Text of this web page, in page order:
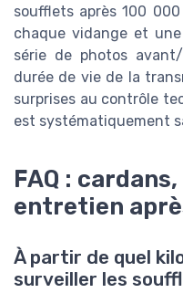
soufflets après 100
chaque vidange et une
série de photos
durée de vie de la
surprises au contrôle
est systématiquement
FAQ :
entretien
À partir de quel
surveiller les